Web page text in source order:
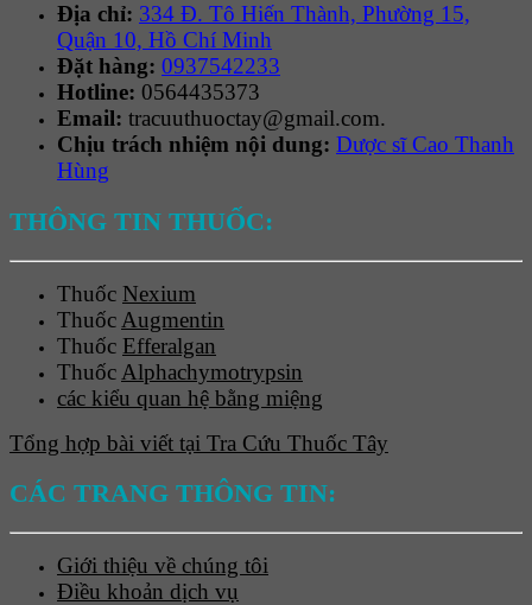
Địa chỉ: 334 Đ. Tô Hiến Thành, Phường 15,
Quận 10, Hồ Chí Minh
Đặt hàng: 0937542233
Hotline: 0564435373
Email: tracuuthuoctay@gmail.com.
Chịu trách nhiệm nội dung: Dược sĩ Cao Thanh
Hùng
THÔNG TIN THUỐC:
Thuốc Nexium
Thuốc Augmentin
Thuốc Efferalgan
Thuốc Alphachymotrypsin
các kiểu quan hệ bằng miệng
Tổng hợp bài viết tại Tra Cứu Thuốc Tây
CÁC TRANG THÔNG TIN:
Giới thiệu về chúng tôi
Điều khoản dịch vụ